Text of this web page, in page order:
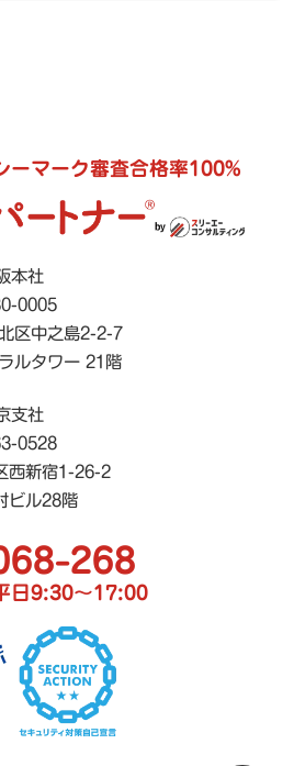
ーマーク審査合格率100%
本社
0005
区中之島2-2-7
ルタワー 21階
支社
0528
西新宿1-26-2
ビル28階
268
日9:30〜17:00